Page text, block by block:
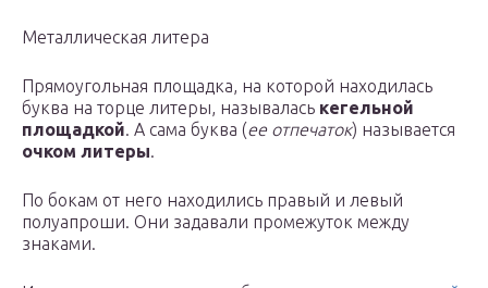
Металлическая литера
Прямоугольная площадка, на которой находилась
буква на торце литеры, называлась кегельной
площадкой. А сама буква (ее отпечаток) называется
очком литеры.
По бокам от него находились правый и левый
полуапроши. Они задавали промежуток между
знаками.